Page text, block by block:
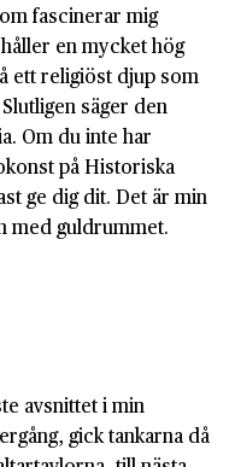
fascinerar mig
en mycket hög
ett religiöst djup som
säger den
Om du inte har
på Historiska
ge dig dit. Det är min
med guldrummet.
avsnittet i min
gick tankarna då